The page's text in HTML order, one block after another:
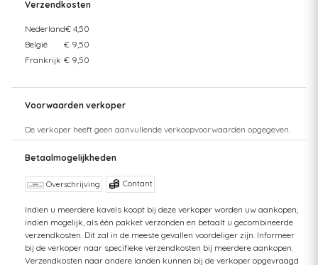
Verzendkosten
Nederland€ 4,50
België
€ 9,50
Frankrijk € 9,50
Voorwaarden verkoper
De verkoper heeft geen aanvullende verkoopvoorwaarden opgegeven.
Betaalmogelijkheden
Overschrijving Contant
Indien u meerdere kavels koopt bij deze verkoper worden uw aankopen,
indien mogelijk, als één pakket verzonden en betaalt u gecombineerde
verzendkosten. Dit zal in de meeste gevallen voordeliger zijn. Informeer
bij de verkoper naar specifieke verzendkosten bij meerdere aankopen.
Verzendkosten naar andere landen kunnen bij de verkoper opgevraagd